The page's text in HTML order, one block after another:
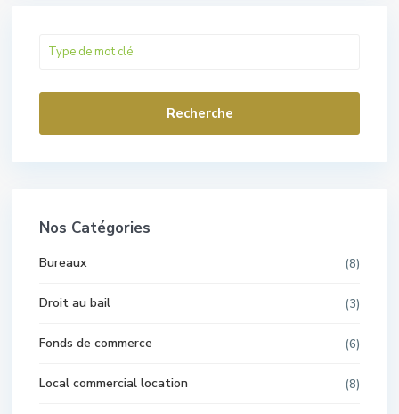
Recherche
Nos Catégories
Bureaux (8)
Droit au bail (3)
Fonds de commerce (6)
Local commercial location (8)